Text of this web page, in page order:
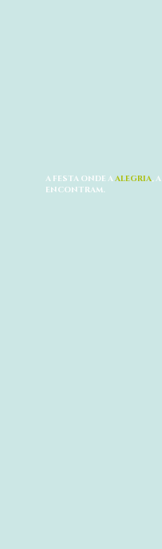
A FESTA ONDE AALEGRIA, A
ENCONTRAM.